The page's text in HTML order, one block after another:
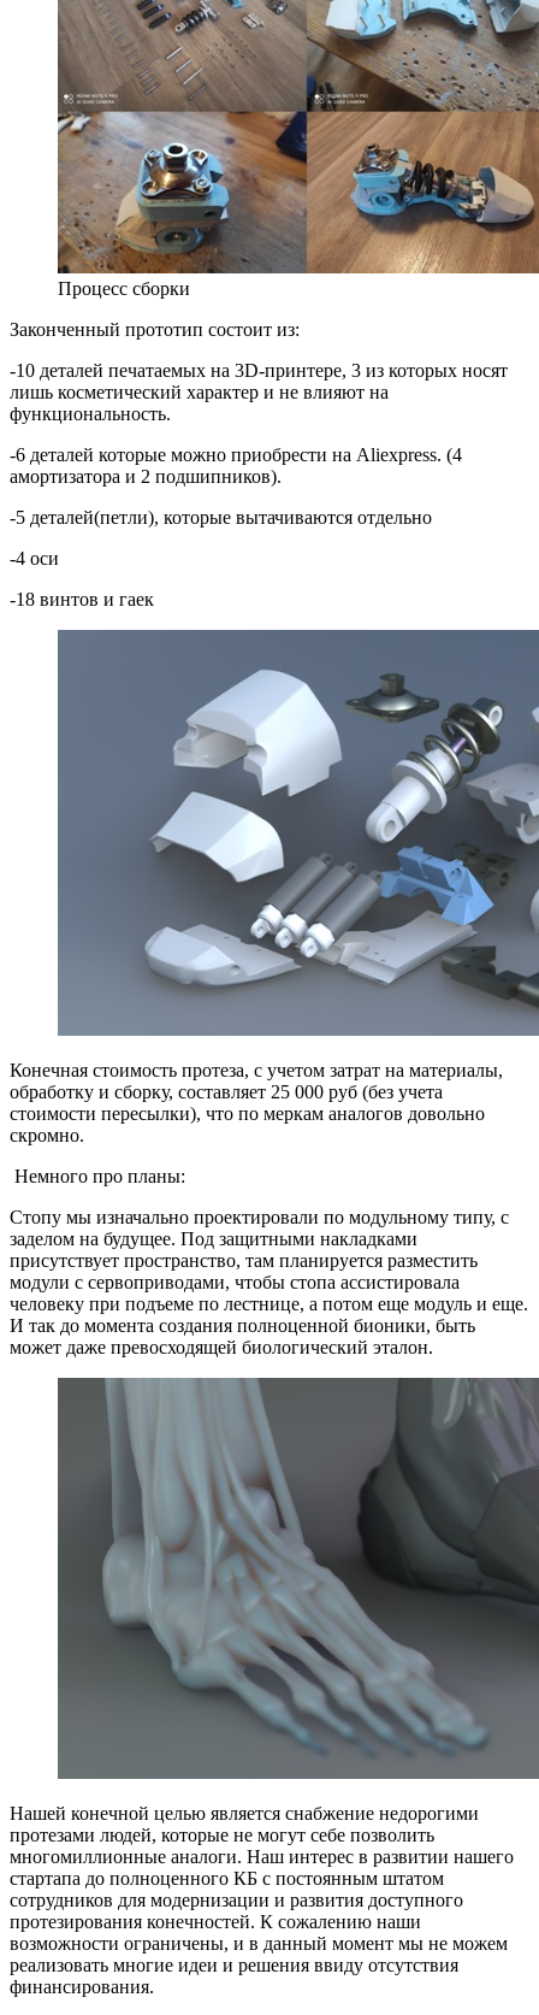
Процесс сборки
Законченный прототип состоит из:
-10 деталей печатаемых на 3D-принтере, 3 из которых носят
лишь косметический характер и не влияют на
функциональность.
-6 деталей которые можно приобрести на Aliexpress. (4
амортизатора и 2 подшипников).
-5 деталей(петли), которые вытачиваются отдельно
-4 оси
-18 винтов и гаек
Конечная стоимость протеза, с учетом затрат на материалы,
обработку и сборку, составляет 25 000 руб (без учета
стоимости пересылки), что по меркам аналогов довольно
скромно.
Немного про планы:
Стопу мы изначально проектировали по модульному типу, с
заделом на будущее. Под защитными накладками
присутствует пространство, там планируется разместить
модули с сервоприводами, чтобы стопа ассистировала
человеку при подъеме по лестнице, а потом еще модуль и еще.
И так до момента создания полноценной бионики, быть
может даже превосходящей биологический эталон.
Нашей конечной целью является снабжение недорогими
протезами людей, которые не могут себе позволить
многомиллионные аналоги. Наш интерес в развитии нашего
стартапа до полноценного КБ с постоянным штатом
сотрудников для модернизации и развития доступного
протезирования конечностей. К сожалению наши
возможности ограничены, и в данный момент мы не можем
реализовать многие идеи и решения ввиду отсутствия
финансирования.